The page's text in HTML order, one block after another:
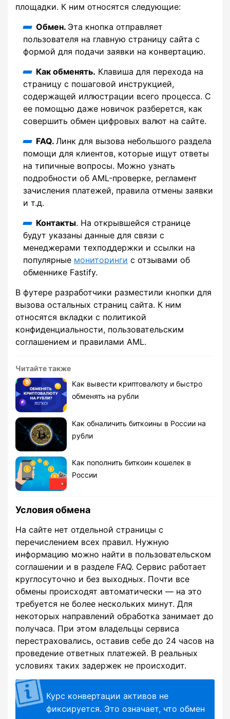
площадки. К ним относятся следующие:
Обмен. Эта кнопка отправляет
пользователя на главную страницу сайта с
формой для подачи заявки на конвертацию.
Как обменять. Клавиша для перехода на
страницу с пошаговой инструкцией,
содержащей иллюстрации всего процесса. С
ее помощью даже новичок разберется, как
совершить обмен цифровых валют на сайте.
FAQ. Линк для вызова небольшого раздела
помощи для клиентов, которые ищут ответы
на типичные вопросы. Можно узнать
подробности об AML-проверке, регламент
зачисления платежей, правила отмены заявки
и т.д.
Контакты. На открывшейся странице
будут указаны данные для связи с
менеджерами техподдержки и ссылки на
популярные мониторинги с отзывами об
обменнике Fastify.
В футере разработчики разместили кнопки для
вызова остальных страниц сайта. К ним
относятся вкладки с политикой
конфиденциальности, пользовательским
соглашением и правилами AML.
Читайте также
Как вывести криптовалюту и быстро
обменять на рубли
Как обналичить биткоины в России на
рубли
Как пополнить биткоин кошелек в
России
Условия обмена
На сайте нет отдельной страницы с
перечислением всех правил. Нужную
информацию можно найти в пользовательском
соглашении и в разделе FAQ. Сервис работает
круглосуточно и без выходных. Почти все
обмены происходят автоматически — на это
требуется не более нескольких минут. Для
некоторых направлений обработка занимает до
получаса. При этом владельцы сервиса
перестраховались, оставив себе до 24 часов на
проведение ответных платежей. В реальных
условиях таких задержек не происходит.
Курс конвертации активов не
фиксируется. Это означает, что обмен